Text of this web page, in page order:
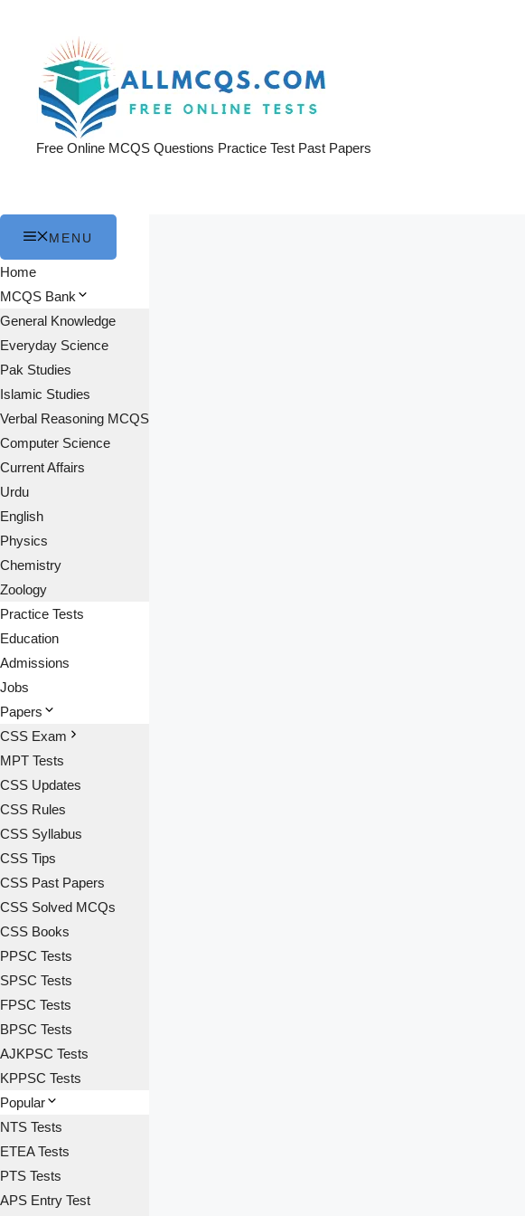
Free Online MCQS Questions Practice Test Past Papers
MENU
Home
MCQS Bank
General Knowledge
Everyday Science
Pak Studies
Islamic Studies
Verbal Reasoning MCQS
Computer Science
Current Affairs
Urdu
English
Physics
Chemistry
Zoology
Practice Tests
Education
Admissions
Jobs
Papers
CSS Exam
MPT Tests
CSS Updates
CSS Rules
CSS Syllabus
CSS Tips
CSS Past Papers
CSS Solved MCQs
CSS Books
PPSC Tests
SPSC Tests
FPSC Tests
BPSC Tests
AJKPSC Tests
KPPSC Tests
Popular
NTS Tests
ETEA Tests
PTS Tests
APS Entry Test